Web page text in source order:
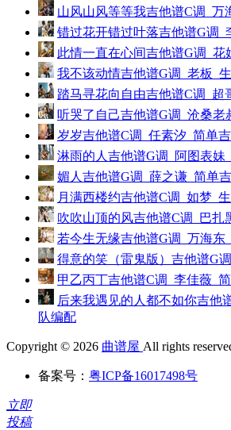
山风山风等等我吉他谱C调_万
错过花开错过叶落吉他谱G调_
此情一直在心间吉他谱G调_花
我不该动情吉他谱G调_老板_
踏马寻花向自由吉他谱C调_超
听哭了自己吉他谱G调_沧桑老
岁岁吉他谱C调_任素汐_简单
淋雨的人吉他谱G调_阿图表妹
媚人吉他谱G调_薛之谦_简单
月满西楼约吉他谱C调_如梦_
吹吹山顶的风吉他谱C调_巴扎
若今生无缘吉他谱G调_万海东
得意的笑（雷鬼版）吉他谱G
甲乙丙丁吉他谱C调_李佳薇_
后来我遇见的人都不如你吉他
队编配
Copyright © 2026 曲谱屋 All rights
备案号： 粤ICP备16017498号
立即
投稿